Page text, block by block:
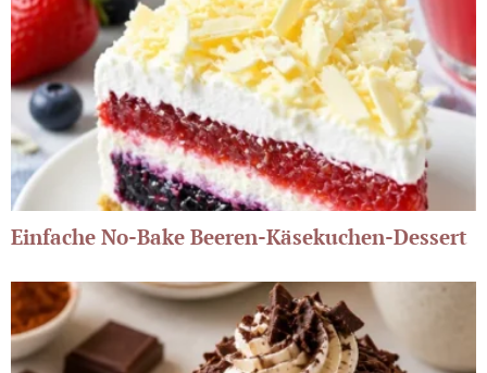
Einfache No-Bake Beeren-Käsekuchen-Dessert